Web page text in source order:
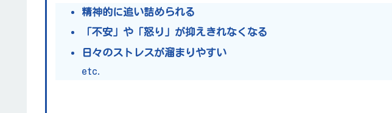
精神的に追い詰められる
「不安」や「怒り」が抑えきれなくなる
日々のストレスが溜まりやすい
etc.